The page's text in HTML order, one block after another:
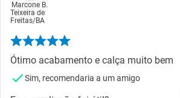
Marcone B.
Teixeira de
Freitas/BA
Ótimo acabamento e calça muito bem
Sim, recomendaria a um amigo